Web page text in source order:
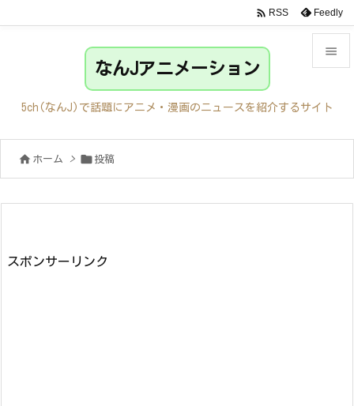

サイド
前へ

 RSS Feedly
なんJアニメーション
5ch(なんJ)で話題にアニメ・漫画のニュースを紹介するサイト
 ホーム >  投稿
スポンサーリンク